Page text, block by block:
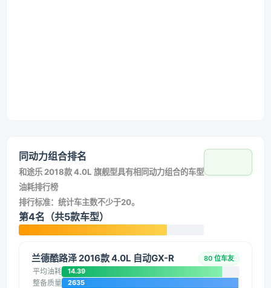
同动力组合排名
和途乐 2018款 4.0L 旗舰型具有相同动力组合的车型
油耗排行榜
排行标准：统计车主数不少于20。
第4名（共5款车型）
兰德酷路泽 2016款 4.0L 自动GX-R 80 位车友
平均油耗 14.39
整备质量 2635